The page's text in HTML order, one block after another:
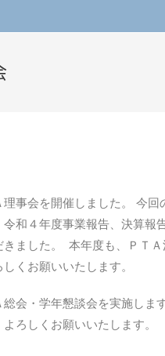
事会を開催しました。 今
和４年度事業報告、決算報
ました。 本年度も、ＰＴ
くお願いいたします。
会・学年懇談会を実施しま
ろしくお願いいたします。